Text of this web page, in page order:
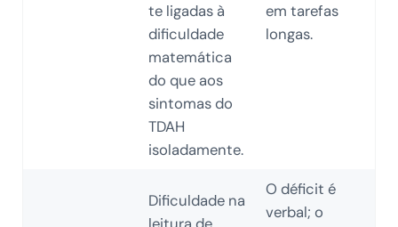
te ligadas à
dificuldade
matemática
do que aos
sintomas do
TDAH
isoladamente.
em tarefas
longas.
Dificuldade na
O déficit é
verbal; o